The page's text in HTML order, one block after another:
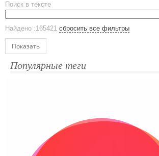
ЕВРОПОСУДА
Аксессуары
Ежедневники и блокноты
Датированные ежедневники
Планинги недатированные
Телефонные книжки
Поиск в тексте
Найдено :165421 сбросить все фильтры
Показать
Популярные теги